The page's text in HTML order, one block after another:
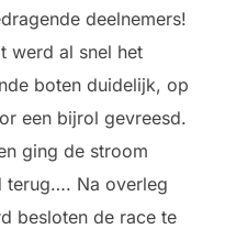
deelnemers!
werd al snel het
boten duidelijk, op
een bijrol gevreesd.
ging de stroom
terug…. Na overleg
besloten de race te